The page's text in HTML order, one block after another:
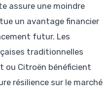
assure une moindre
un avantage financier
futur. Les
traditionnelles
ou Citroën bénéficient
résilience sur le marché